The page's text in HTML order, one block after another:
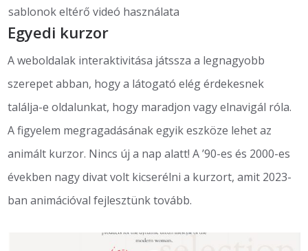
sablonok eltérő videó használata
Egyedi kurzor
A weboldalak interaktivitása játssza a legnagyobb
szerepet abban, hogy a látogató elég érdekesnek
találja-e oldalunkat, hogy maradjon vagy elnavigál róla.
A figyelem megragadásának egyik eszköze lehet az
animált kurzor. Nincs új a nap alatt! A ’90-es és 2000-es
években nagy divat volt kicserélni a kurzort, amit 2023-
ban animációval fejlesztünk tovább.